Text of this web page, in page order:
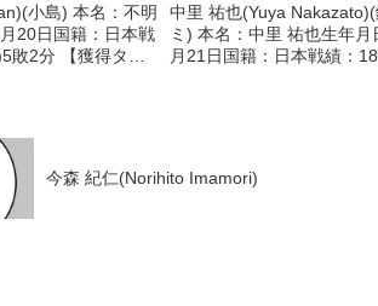
小島) 本名：不明
20日国籍：日本戦
敗2分 【獲得タイ
中里 祐也(Yuya Nakazato)(
ミ) 本名：中里 祐也生年
月21日国籍：日本戦績：
今森 紀仁(Norihito Imamori)